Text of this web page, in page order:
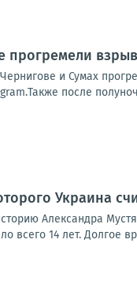
прогремели
и Сумах
после
Украина
Александра
всего 14 лет. Долгое